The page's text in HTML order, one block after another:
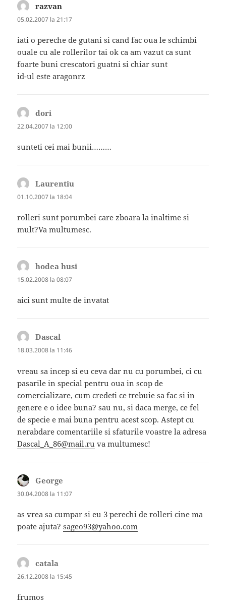
razvan
05.02.2007 la 21:17
iati o pereche de gutani si cand fac oua le schimbi
ouale cu ale rollerilor tai ok ca am vazut ca sunt
foarte buni crescatori guatni si chiar sunt
id-ul este aragonrz
dori
22.04.2007 la 12:00
sunteti cei mai bunii………
Laurentiu
01.10.2007 la 18:04
rolleri sunt porumbei care zboara la inaltime si
mult?Va multumesc.
hodea husi
15.02.2008 la 08:07
aici sunt multe de invatat
Dascal
18.03.2008 la 11:46
vreau sa incep si eu ceva dar nu cu porumbei, ci cu
pasarile in special pentru oua in scop de
comercializare, cum credeti ce trebuie sa fac si in
genere e o idee buna? sau nu, si daca merge, ce fel
de specie e mai buna pentru acest scop. Astept cu
nerabdare comentariile si sfaturile voastre la adresa
Dascal_A_86@mail.ru va multumesc!
George
30.04.2008 la 11:07
as vrea sa cumpar si eu 3 perechi de rolleri cine ma
poate ajuta?sageo93@yahoo.com
catala
26.12.2008 la 15:45
frumos